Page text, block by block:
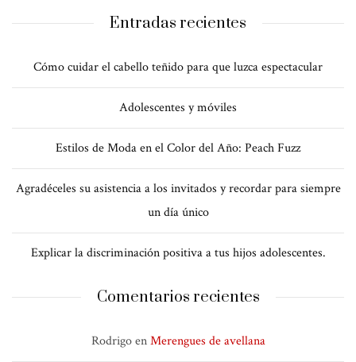
Entradas recientes
Cómo cuidar el cabello teñido para que luzca espectacular
Adolescentes y móviles
Estilos de Moda en el Color del Año: Peach Fuzz
Agradéceles su asistencia a los invitados y recordar para siempre
un día único
Explicar la discriminación positiva a tus hijos adolescentes.
Comentarios recientes
RodrigoenMerengues de avellana